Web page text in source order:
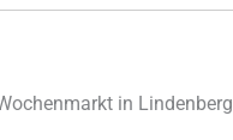
in Lindenberg